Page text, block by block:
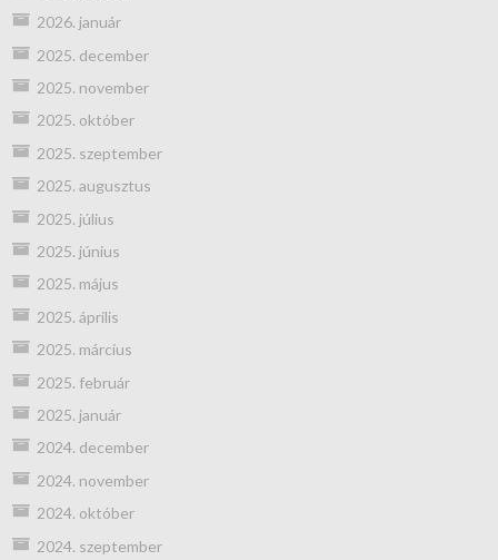
2026. január
2025. december
2025. november
2025. október
2025. szeptember
2025. augusztus
2025. július
2025. június
2025. május
2025. április
2025. március
2025. február
2025. január
2024. december
2024. november
2024. október
2024. szeptember